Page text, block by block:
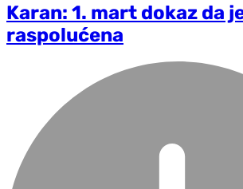
Karan: 1. mart dokaz da
raspolućena